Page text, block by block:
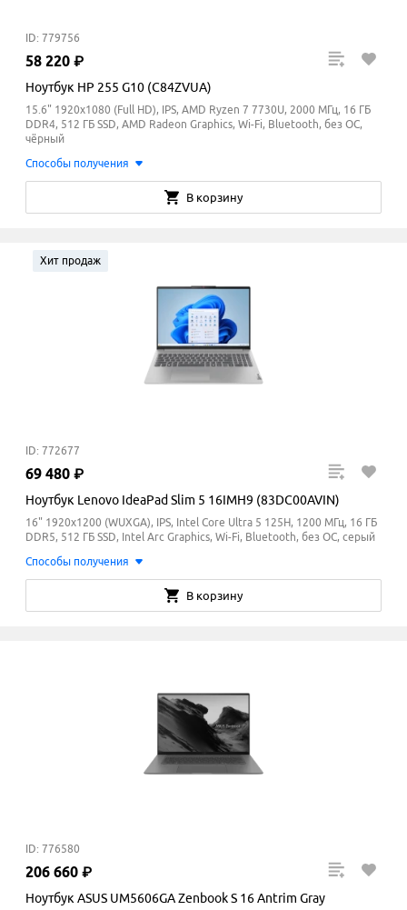
ID: 779756
58 220 ₽
Ноутбук HP 255 G10 (C84ZVUA)
15.6" 1920x1080 (Full HD), IPS, AMD Ryzen 7 7730U, 2000 МГц, 16 ГБ
DDR4, 512 ГБ SSD, AMD Radeon Graphics, Wi-Fi, Bluetooth, без ОС,
чёрный
Способы получения
В корзину
Хит продаж
ID: 772677
69 480 ₽
Ноутбук Lenovo IdeaPad Slim 5 16IMH9 (83DC00AVIN)
16" 1920x1200 (WUXGA), IPS, Intel Core Ultra 5 125H, 1200 МГц, 16 ГБ
DDR5, 512 ГБ SSD, Intel Arc Graphics, Wi-Fi, Bluetooth, без ОС, серый
Способы получения
В корзину
ID: 776580
206 660 ₽
Ноутбук ASUS UM5606GA Zenbook S 16 Antrim Gray